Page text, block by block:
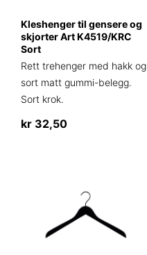
Kleshenger til gensere og
skjorter Art K4519/KRC
Sort
Rett trehenger med hakk og
sort matt gummi-belegg.
Sort krok.
kr 32,50